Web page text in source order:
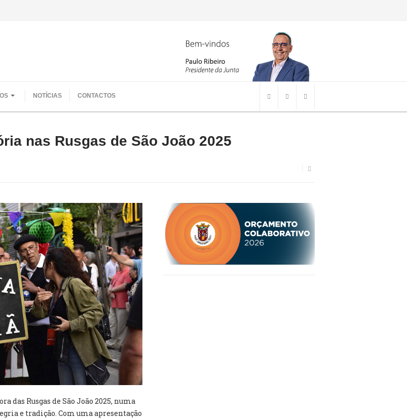
NOTÍCIAS CONTACTOS
nas Rusgas de São João 2025
das Rusgas de São João 2025, numa
e tradição. Com uma apresentação